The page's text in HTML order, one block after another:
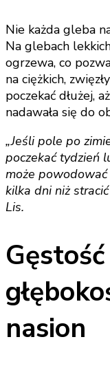
Nie każda gleba
Na glebach
ogrzewa, co
na ciężkich,
poczekać dłużej,
nadawała się do
„Jeśli pole po
poczekać tydzień
może
kilka dni niż
Lis.
nasion